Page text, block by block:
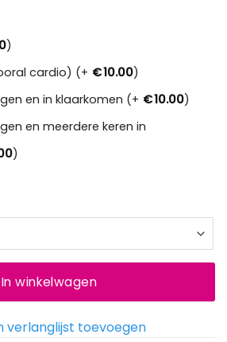
)
cardio) (+ €10.00)
en in klaarkomen (+ €10.00)
en meerdere keren in
)
In winkelwagen
verlanglijst toevoegen